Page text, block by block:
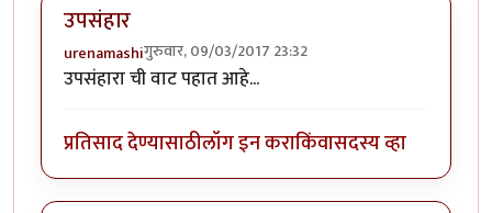
उपसंहार
urenamashiगुरुवार, 09/03/2017 23:32
उपसंहारा ची वाट पहात आहे...
प्रतिसाद देण्यासाठीलॉग इन कराकिंवासदस्य व्हा